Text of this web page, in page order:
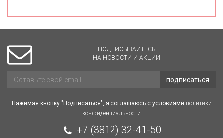
ПОДПИСЫВАЙТЕСЬ
НА НОВОСТИ И АКЦИИ
подписаться
Нажимая кнопку "Подписаться", я соглашаюсь с условиями политики
конфиденциальности
+7 (3812) 32-41-50